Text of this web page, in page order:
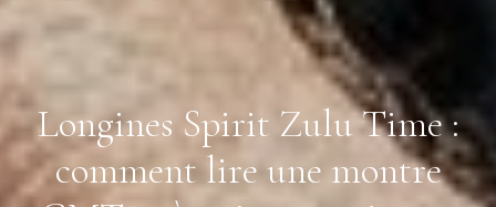
Longines Spirit Zulu Time :
comment lire une montre